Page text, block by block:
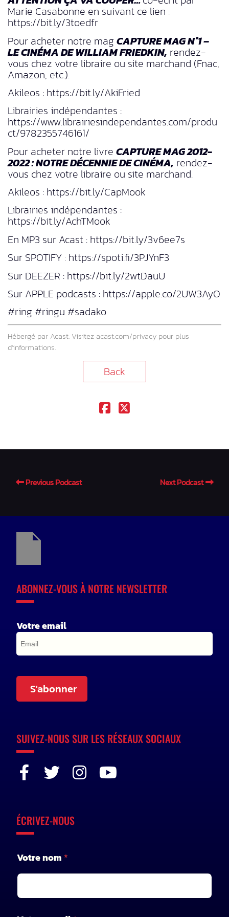
Marie Casabonne en suivant ce lien :
https://bit.ly/3toedfr
Pour acheter notre mag CAPTURE MAG N°1 –
LE CINÉMA DE WILLIAM FRIEDKIN, rendez-
vous chez votre libraire ou site marchand (Fnac,
Amazon, etc.).
Akileos : https://bit.ly/AkiFried
Librairies indépendantes :
https://www.librairiesindependantes.com/produ
ct/9782355746161/
Pour acheter notre livre CAPTURE MAG 2012-
2022 : NOTRE DÉCENNIE DE CINÉMA, rendez-
vous chez votre libraire ou site marchand.
Akileos : https://bit.ly/CapMook
Librairies indépendantes :
https://bit.ly/AchTMook
En MP3 sur Acast : https://bit.ly/3v6ee7s
Sur SPOTIFY : https://spoti.fi/3PJYnF3
Sur DEEZER : https://bit.ly/2wtDauU
Sur APPLE podcasts : https://apple.co/2UW3AyO
#ring #ringu #sadako
Hébergé par Acast. Visitez acast.com/privacy pour plus
d’informations.
Back
Previous Podcast Next Podcast
ABONNEZ-VOUS À NOTRE NEWSLETTER
Votre email
S'abonner
SUIVEZ-NOUS SUR LES RÉSEAUX SOCIAUX
ÉCRIVEZ-NOUS
Votre nom *